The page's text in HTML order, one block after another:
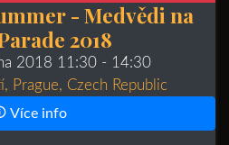
- Medvědi na
2018
2018 11:30- 14:30
Prague, Czech Republic
Více info